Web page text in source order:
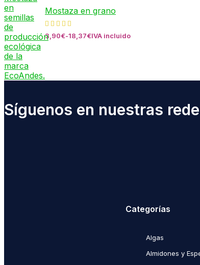
Mostaza en grano
3,90€-18,37€IVA incluido
Síguenos en nuestras
Categorías
Algas
Almidones y